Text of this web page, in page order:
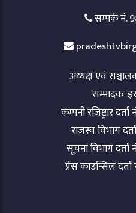
सम्पर्क नं.
अध्यक्ष एवं
सम्पादकः
कम्पनी रजिष्ट्रार
राजस्व विभाग
सूचना विभाग
प्रेस काउन्सिल